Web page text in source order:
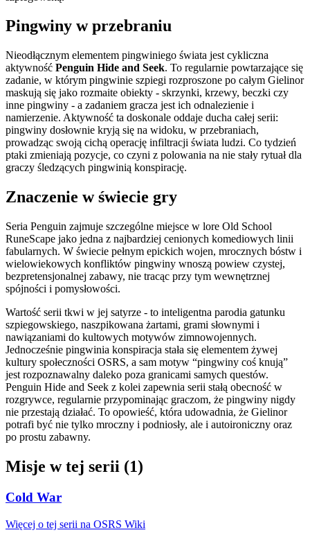
Pingwiny w przebraniu
Nieodłącznym elementem pingwiniego świata jest cykliczna
aktywność Penguin Hide and Seek. To regularnie powtarzające się
zadanie, w którym pingwinie szpiegi rozproszone po całym Gielinor
maskują się jako rozmaite obiekty - skrzynki, krzewy, beczki czy
inne pingwiny - a zadaniem gracza jest ich odnalezienie i
namierzenie. Aktywność ta doskonale oddaje ducha całej serii:
pingwiny dosłownie kryją się na widoku, w przebraniach,
prowadząc swoją cichą operację infiltracji świata ludzi. Co tydzień
ptaki zmieniają pozycje, co czyni z polowania na nie stały rytuał dla
graczy śledzących pingwinią konspirację.
Znaczenie w świecie gry
Seria Penguin zajmuje szczególne miejsce w lore Old School
RuneScape jako jedna z najbardziej cenionych komediowych linii
fabularnych. W świecie pełnym epickich wojen, mrocznych bóstw i
wielowiekowych konfliktów pingwiny wnoszą powiew czystej,
bezpretensjonalnej zabawy, nie tracąc przy tym wewnętrznej
spójności i pomysłowości.
Wartość serii tkwi w jej satyrze - to inteligentna parodia gatunku
szpiegowskiego, naszpikowana żartami, grami słownymi i
nawiązaniami do kultowych motywów zimnowojennych.
Jednocześnie pingwinia konspiracja stała się elementem żywej
kultury społeczności OSRS, a sam motyw “pingwiny coś knują”
jest rozpoznawalny daleko poza granicami samych questów.
Penguin Hide and Seek z kolei zapewnia serii stałą obecność w
rozgrywce, regularnie przypominając graczom, że pingwiny nigdy
nie przestają działać. To opowieść, która udowadnia, że Gielinor
potrafi być nie tylko mroczny i podniosły, ale i autoironiczny oraz
po prostu zabawny.
Misje w tej serii (1)
Cold War
Więcej o tej serii na OSRS Wiki